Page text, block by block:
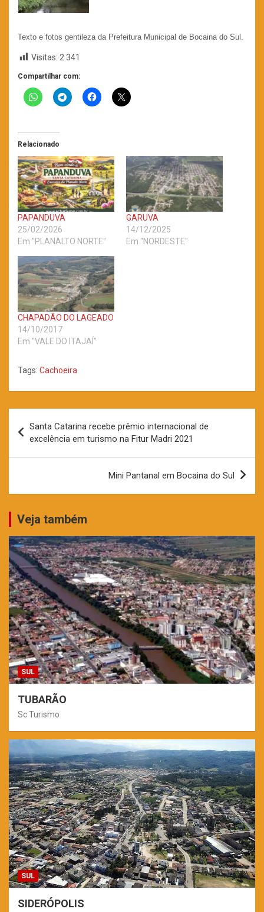
Texto e fotos gentileza da Prefeitura Municipal de Bocaina do Sul.
Visitas: 2.341
Compartilhar com:
Relacionado
PAPANDUVA
25/02/2026
Em "PLANALTO NORTE"
GARUVA
14/12/2025
Em "NORDESTE"
CHAPADÃO DO LAGEADO
14/10/2017
Em "VALE DO ITAJAÍ"
Tags: Cachoeira
de
Post
Santa Catarina recebe prêmio internacional de
excelência em turismo na Fitur Madri 2021
Mini Pantanal em Bocaina do Sul
Veja também
SUL
TUBARÃO
Sc Turismo
SUL
SIDERÓPOLIS